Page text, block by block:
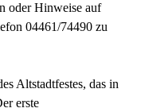
oder Hinweise auf
04461/74490 zu
Altstadtfestes, das in
erste